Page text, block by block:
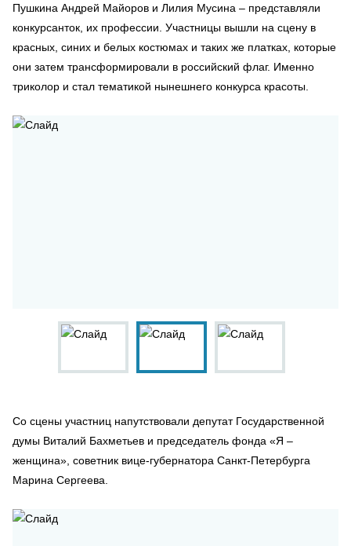
Пушкина Андрей Майоров и Лилия Мусина – представляли
конкурсанток, их профессии. Участницы вышли на сцену в
красных, синих и белых костюмах и таких же платках, которые
они затем трансформировали в российский флаг. Именно
триколор и стал тематикой нынешнего конкурса красоты.
Со сцены участниц напутствовали депутат Государственной
думы Виталий Бахметьев и председатель фонда «Я –
женщина», советник вице-губернатора Санкт-Петербурга
Марина Сергеева.